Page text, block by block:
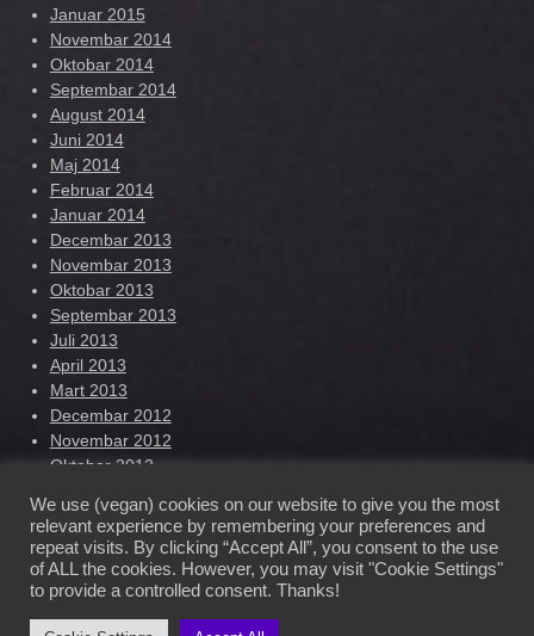
Januar 2015
Novembar 2014
Oktobar 2014
Septembar 2014
August 2014
Juni 2014
Maj 2014
Februar 2014
Januar 2014
Decembar 2013
Novembar 2013
Oktobar 2013
Septembar 2013
Juli 2013
April 2013
Mart 2013
Decembar 2012
Novembar 2012
Oktobar 2012
August 2012
Ilhana Nowak – Official Website © 2022
We use (vegan) cookies on our website to give you the most
relevant experience by remembering your preferences and
repeat visits. By clicking “Accept All”, you consent to the use
of ALL the cookies. However, you may visit "Cookie Settings"
to provide a controlled consent. Thanks!